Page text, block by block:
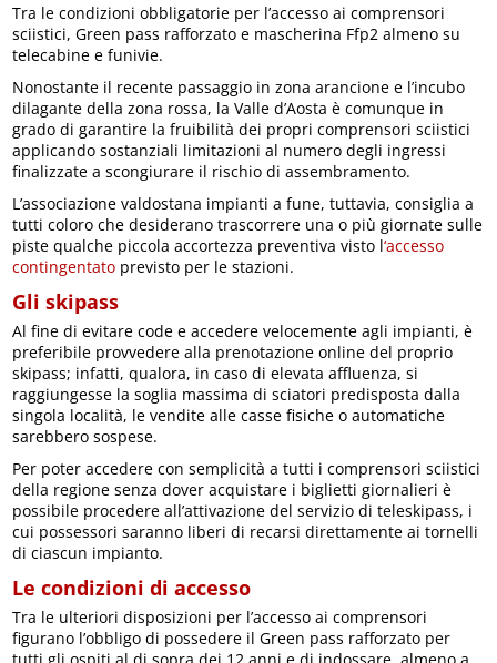
Tra le condizioni obbligatorie per l’accesso ai comprensori
sciistici, Green pass rafforzato e mascherina Ffp2 almeno su
telecabine e funivie.
Nonostante il recente passaggio in zona arancione e l’incubo
dilagante della zona rossa, la Valle d’Aosta è comunque in
grado di garantire la fruibilità dei propri comprensori sciistici
applicando sostanziali limitazioni al numero degli ingressi
finalizzate a scongiurare il rischio di assembramento.
L’associazione valdostana impianti a fune, tuttavia, consiglia a
tutti coloro che desiderano trascorrere una o più giornate sulle
piste qualche piccola accortezza preventiva visto l‘accesso
contingentato previsto per le stazioni.
Gli skipass
Al fine di evitare code e accedere velocemente agli impianti, è
preferibile provvedere alla prenotazione online del proprio
skipass; infatti, qualora, in caso di elevata affluenza, si
raggiungesse la soglia massima di sciatori predisposta dalla
singola località, le vendite alle casse fisiche o automatiche
sarebbero sospese.
Per poter accedere con semplicità a tutti i comprensori sciistici
della regione senza dover acquistare i biglietti giornalieri è
possibile procedere all’attivazione del servizio di teleskipass, i
cui possessori saranno liberi di recarsi direttamente ai tornelli
di ciascun impianto.
Le condizioni di accesso
Tra le ulteriori disposizioni per l’accesso ai comprensori
figurano l’obbligo di possedere il Green pass rafforzato per